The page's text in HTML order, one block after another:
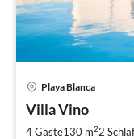
Playa Blanca
Villa Vino
4 Gäste130 m22